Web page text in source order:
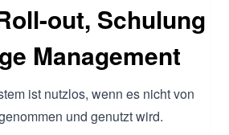
out, Schulung
Management
ist nutzlos, wenn es nicht von
und genutzt wird.